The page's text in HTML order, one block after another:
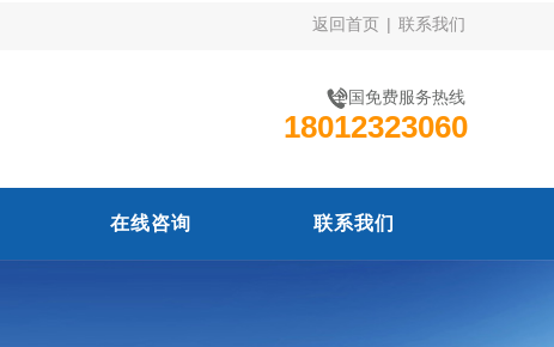
返回首页 | 联系我们
全国免费服务热线
18012323060
在线咨询 联系我们